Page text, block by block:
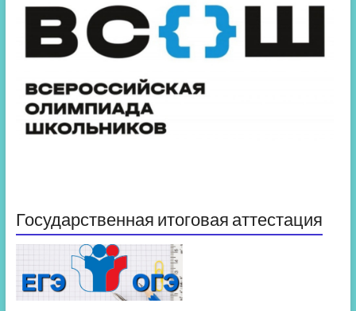
Государственная итоговая аттестация